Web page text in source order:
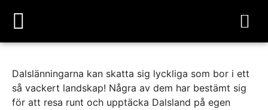
Dalslänningarna kan skatta sig lyckliga som bor i ett
så vackert landskap! Några av dem har bestämt sig
för att resa runt och upptäcka Dalsland på egen